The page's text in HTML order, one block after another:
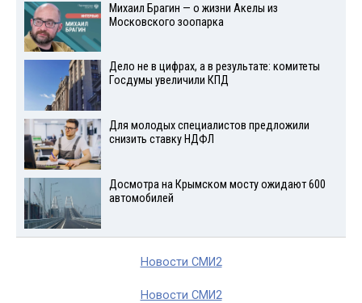
Михаил Брагин — о жизни Акелы из
Московского зоопарка
Дело не в цифрах, а в результате: комитеты
Госдумы увеличили КПД
Для молодых специалистов предложили
снизить ставку НДФЛ
Досмотра на Крымском мосту ожидают 600
автомобилей
Новости СМИ2
Новости СМИ2